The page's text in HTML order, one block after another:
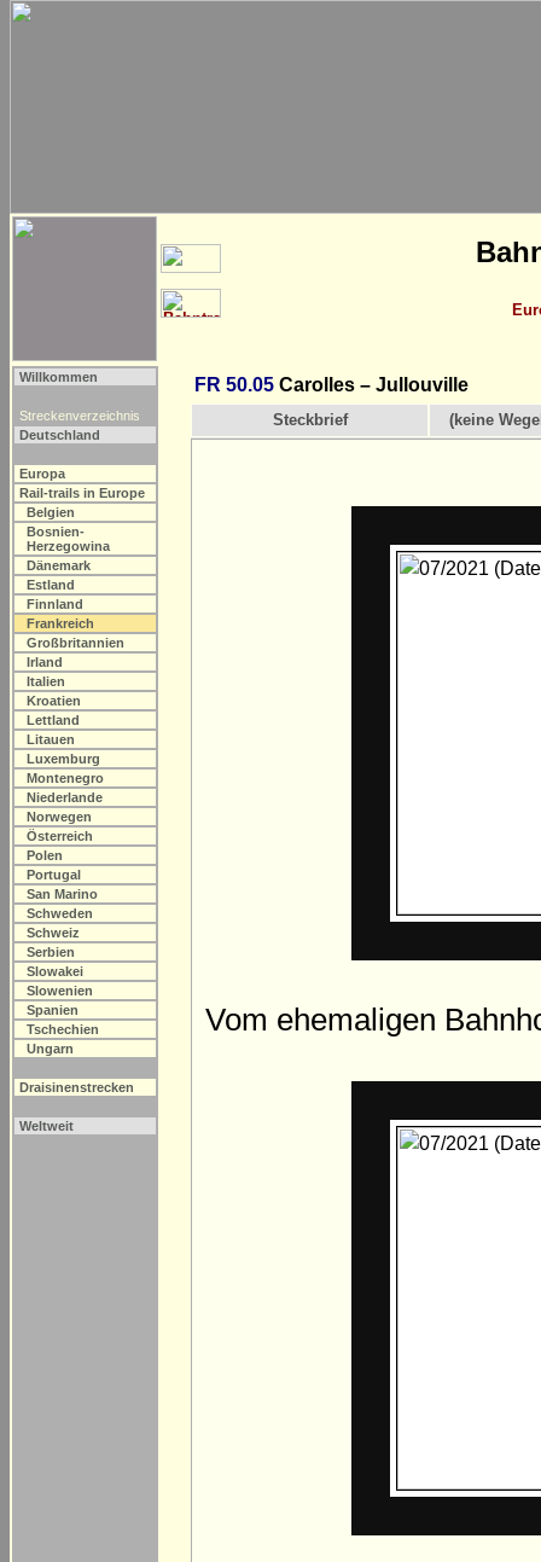
Willkommen
Streckenverzeichnis
Deutschland
Europa
Rail-trails in Europe
Belgien
Bosnien-
Herzegowina
Dänemark
Estland
Finnland
Frankreich
Großbritannien
Irland
Italien
Kroatien
Lettland
Litauen
Luxemburg
Montenegro
Niederlande
Norwegen
Österreich
Polen
Portugal
San Marino
Schweden
Schweiz
Serbien
Slowakei
Slowenien
Spanien
Tschechien
Ungarn
Draisinenstrecken
Weltweit
FR 50.05 Carolles – Jullouville
Steckbrief (keine
Vom ehemaligen